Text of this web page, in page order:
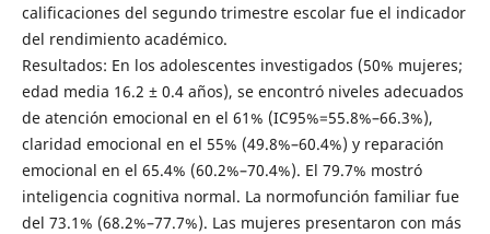
calificaciones del segundo trimestre escolar fue el indicador
del rendimiento académico.
Resultados: En los adolescentes investigados (50% mujeres;
edad media 16.2 ± 0.4 años), se encontró niveles adecuados
de atención emocional en el 61% (IC95%=55.8%–66.3%),
claridad emocional en el 55% (49.8%–60.4%) y reparación
emocional en el 65.4% (60.2%–70.4%). El 79.7% mostró
inteligencia cognitiva normal. La normofunción familiar fue
del 73.1% (68.2%–77.7%). Las mujeres presentaron con más